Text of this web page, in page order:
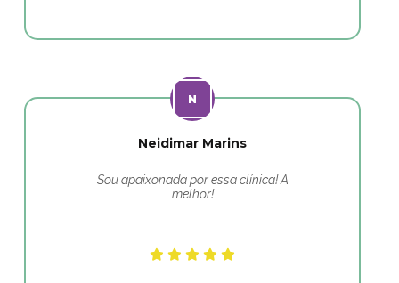
Neidimar Marins
Sou apaixonada por essa clínica! A
melhor!